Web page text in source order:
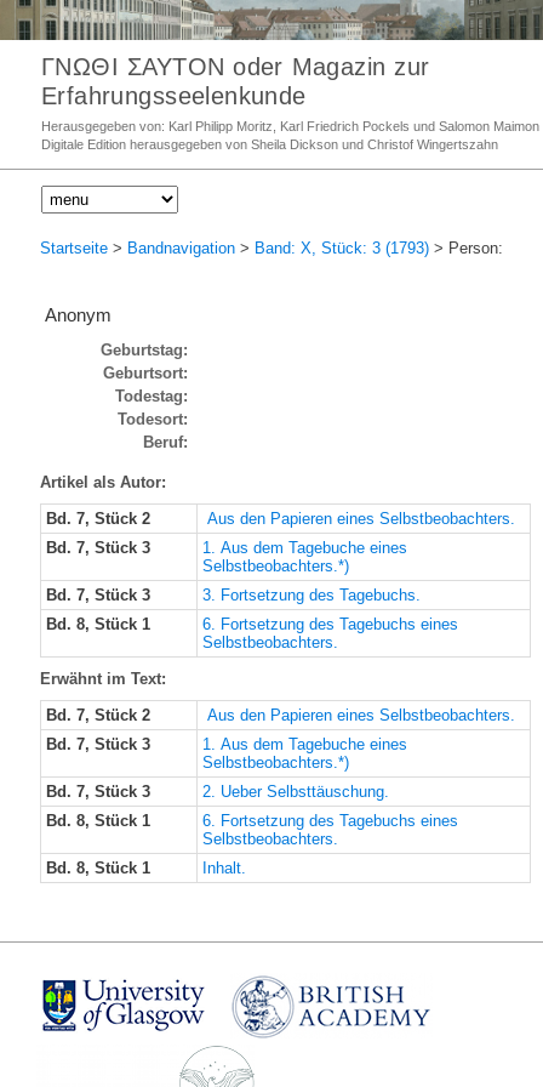
ΓΝΩΘΙ ΣΑΥΤΟΝ oder Magazin zur
Erfahrungsseelenkunde
Herausgegeben von: Karl Philipp Moritz, Karl Friedrich Pockels und Salomon Maimon
Digitale Edition herausgegeben von Sheila Dickson und Christof Wingertszahn
Startseite > Bandnavigation > Band: X, Stück: 3 (1793) > Person:
Anonym
Geburtstag:
Geburtsort:
Todestag:
Todesort:
Beruf:
Artikel als Autor:
Bd. 7, Stück 2
Aus den Papieren eines Selbstbeobachters.
Bd. 7, Stück 3
1. Aus dem Tagebuche eines
Selbstbeobachters.*)
Bd. 7, Stück 3
3. Fortsetzung des Tagebuchs.
Bd. 8, Stück 1
6. Fortsetzung des Tagebuchs eines
Selbstbeobachters.
Erwähnt im Text:
Bd. 7, Stück 2
Aus den Papieren eines Selbstbeobachters.
Bd. 7, Stück 3
1. Aus dem Tagebuche eines
Selbstbeobachters.*)
Bd. 7, Stück 3
2. Ueber Selbsttäuschung.
Bd. 8, Stück 1
6. Fortsetzung des Tagebuchs eines
Selbstbeobachters.
Bd. 8, Stück 1
Inhalt.